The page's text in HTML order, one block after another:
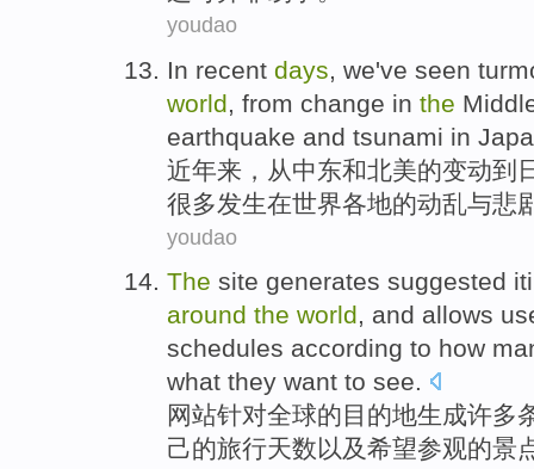
youdao
In recent days we've seen
world from change in the
earthquake and tsunami in
近年来， 从中东和北美的变动到
很多发生在世界各地的动乱与悲
youdao
The site generates suggested
around the world, and allows
schedules according to how
what they want to see.
网站针对全球的目的地生成许多
己的旅行天数以及希望参观的景